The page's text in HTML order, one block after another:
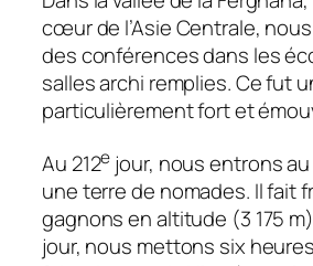
cœur de l’Asie Centrale,
des conférences dans les
salles archi remplies. Ce fut
particulièrement fort et
Au 212e jour, nous entrons
une terre de nomades. Il fait
gagnons en altitude (3 175
jour, nous mettons six